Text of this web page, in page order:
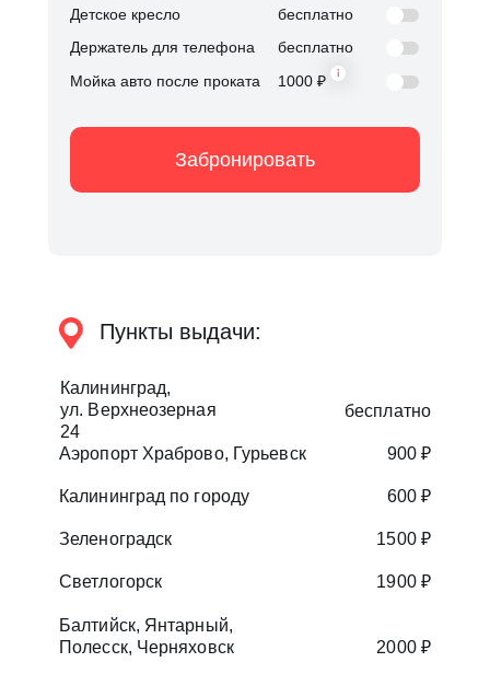
бесплатно
бесплатно
1000 ₽
Мойка авто после проката
Держатель для телефона
Детское кресло
Забронировать
Пункты выдачи:
2000 ₽
Балтийск, Янтарный,
Полесск, Черняховск
Светлогорск 1900 ₽
Зеленоградск 1500 ₽
Калининград по городу 600 ₽
Аэропорт Храброво, Гурьевск 900 ₽
Калининград, ул.
бесплатно
Верхнеозерная 24
Калининград,
ул. Верхнеозерная
24